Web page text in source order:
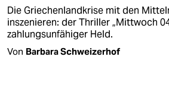
Die Griechenlandkrise mit den
inszenieren: der Thriller „Mittwoch
zahlungsunfähiger Held.
Von Barbara Schweizerhof